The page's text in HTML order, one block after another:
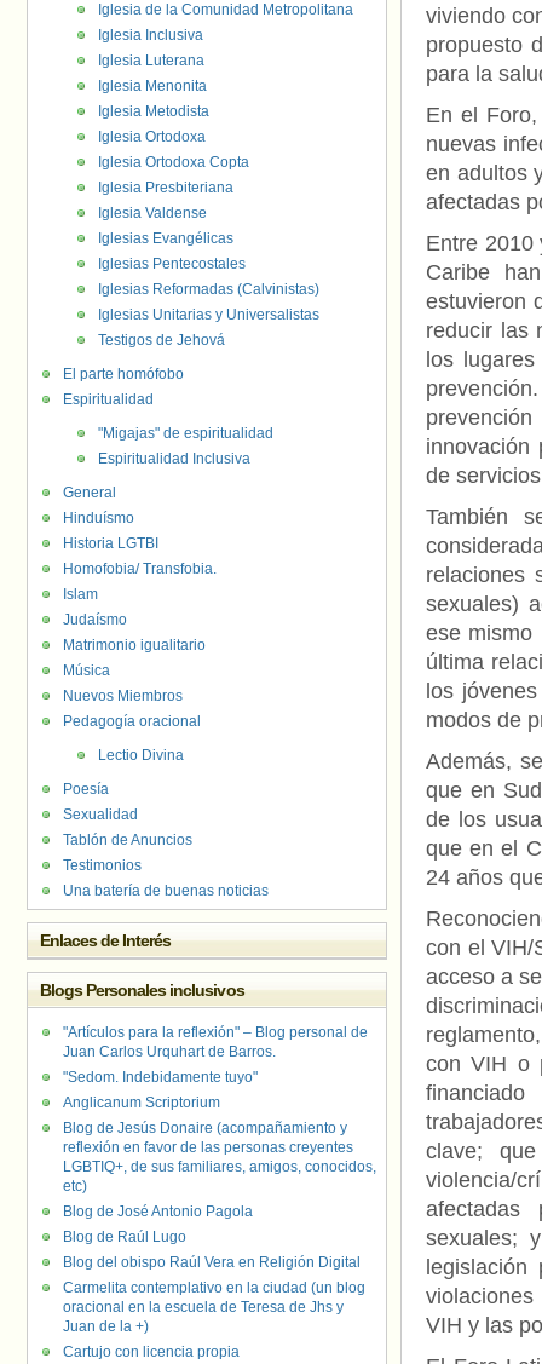
viviendo
propuesto
para la
En el
nuevas
en adultos
afectadas
Entre 2010
Caribe
estuvieron
reducir las
los
innovación
de
También
relaciones
sexuales)
ese mismo
última
los
modos de
Además,
que en
de los
que en el
24 años
con el VIH/
acceso a
con VIH o
clave;
violencia/
afectadas
sexuales;
VIH y las
Iglesia de la Comunidad Metropolitana
Iglesia Inclusiva
Iglesia Luterana
Iglesia Menonita
Iglesia Metodista
Iglesia Ortodoxa
Iglesia Ortodoxa Copta
Iglesia Presbiteriana
Iglesia Valdense
Iglesias Evangélicas
Iglesias Pentecostales
Iglesias Reformadas (Calvinistas)
Iglesias Unitarias y Universalistas
Testigos de Jehová
El parte homófobo
Espiritualidad
"Migajas" de espiritualidad
Espiritualidad Inclusiva
General
Hinduísmo
Historia LGTBI
Homofobia/ Transfobia.
Islam
Judaísmo
Matrimonio igualitario
Música
Nuevos Miembros
Pedagogía oracional
Lectio Divina
Poesía
Sexualidad
Tablón de Anuncios
Testimonios
Una batería de buenas noticias
Enlaces de Interés
Blogs Personales inclusivos
"Artículos para la reflexión" – Blog personal de
Juan Carlos Urquhart de Barros.
"Sedom. Indebidamente tuyo"
Anglicanum Scriptorium
Blog de Jesús Donaire (acompañamiento y
reflexión en favor de las personas creyentes
LGBTIQ+, de sus familiares, amigos, conocidos,
etc)
Blog de José Antonio Pagola
Blog de Raúl Lugo
Blog del obispo Raúl Vera en Religión Digital
Carmelita contemplativo en la ciudad (un blog
oracional en la escuela de Teresa de Jhs y
Juan de la +)
Cartujo con licencia propia